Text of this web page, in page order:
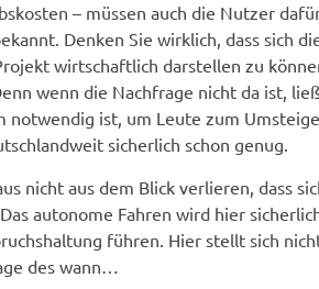
– müssen auch die Nutzer
Denken Sie wirklich, dass sich
wirtschaftlich darstellen zu
wenn die Nachfrage nicht da ist,
notwendig ist, um Leute zum
sicherlich schon genug.
nicht aus dem Blick verlieren, dass
autonome Fahren wird hier
führen. Hier stellt sich
des wann…